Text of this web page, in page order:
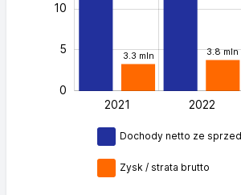
3.3 mln
3.8 mln
0
5
10
L
2021 2022
Dochody netto ze
Zysk / strata brutto